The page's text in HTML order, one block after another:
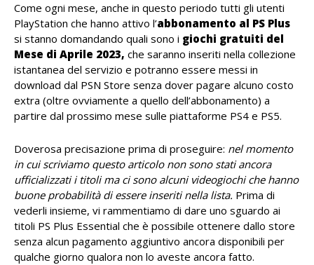
Come ogni mese, anche in questo periodo tutti gli utenti
PlayStation che hanno attivo l’abbonamento al PS Plus
si stanno domandando quali sono i giochi gratuiti del
Mese di Aprile 2023, che saranno inseriti nella collezione
istantanea del servizio e potranno essere messi in
download dal PSN Store senza dover pagare alcuno costo
extra (oltre ovviamente a quello dell’abbonamento) a
partire dal prossimo mese sulle piattaforme PS4 e PS5.
Doverosa precisazione prima di proseguire: nel momento
in cui scriviamo questo articolo non sono stati ancora
ufficializzati i titoli ma ci sono alcuni videogiochi che hanno
buone probabilità di essere inseriti nella lista. Prima di
vederli insieme, vi rammentiamo di dare uno sguardo ai
titoli PS Plus Essential che è possibile ottenere dallo store
senza alcun pagamento aggiuntivo ancora disponibili per
qualche giorno qualora non lo aveste ancora fatto.